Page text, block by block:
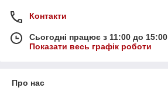
Контакти
Сьогодні працює з 11:00 до 15:00
Показати весь графік роботи
Про нас